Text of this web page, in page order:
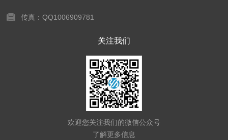
传真：QQ1006909781
关注我们
欢迎您关注我们的微信公众号
了解更多信息